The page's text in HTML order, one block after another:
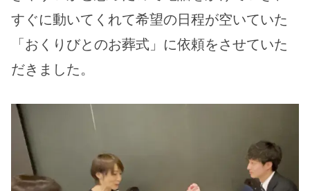
すぐに動いてくれて希望の日程が空いていた
「おくりびとのお葬式」に依頼をさせていた
だきました。